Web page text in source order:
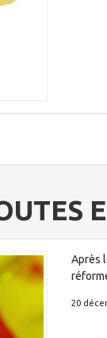
Après
20